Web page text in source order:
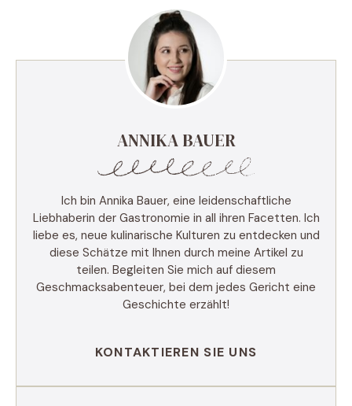
ANNIKA BAUER
Ich bin Annika Bauer, eine leidenschaftliche
Liebhaberin der Gastronomie in all ihren Facetten. Ich
liebe es, neue kulinarische Kulturen zu entdecken und
diese Schätze mit Ihnen durch meine Artikel zu
teilen. Begleiten Sie mich auf diesem
Geschmacksabenteuer, bei dem jedes Gericht eine
Geschichte erzählt!
KONTAKTIEREN SIE UNS